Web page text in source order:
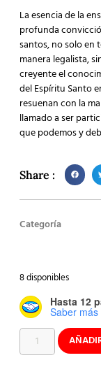
La esencia de la
profunda
santos, no solo en
manera legalista,
creyente el
del Espíritu Santo
resuenan con la
llamado a ser
que podemos y
Share :
Categoría
8 disponibles
Hasta 12
Saber más